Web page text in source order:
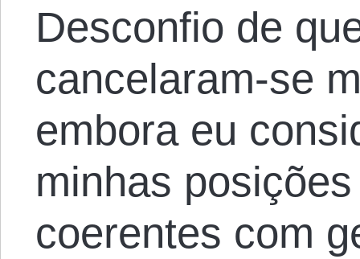
Desconfio de
cancelaram-se
embora eu
minhas
coerentes com